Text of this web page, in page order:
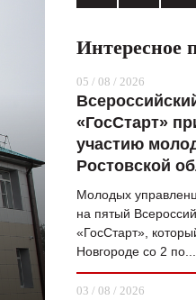
Интересное
05 / 08 / 2026
«ГосСтарт»
участию
Ростовской
Молодых
на пятый
«ГосСтарт»,
Новгороде со 2 по...
03 / 08 / 2026